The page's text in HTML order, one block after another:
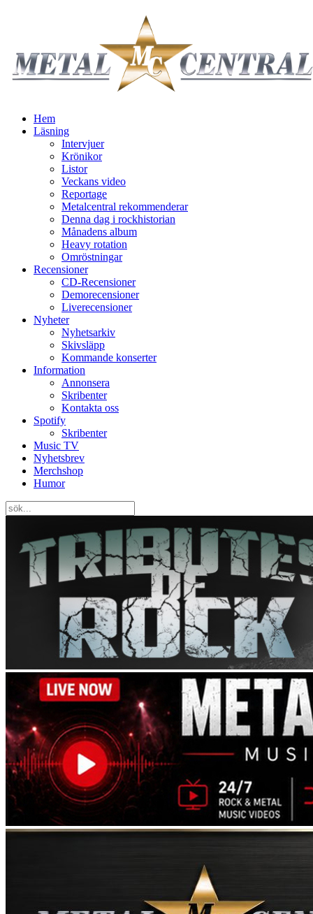
Hem
Läsning
Intervjuer
Krönikor
Listor
Veckans video
Reportage
Metalcentral rekommenderar
Denna dag i rockhistorian
Månadens album
Heavy rotation
Omröstningar
Recensioner
CD-Recensioner
Demorecensioner
Liverecensioner
Nyheter
Nyhetsarkiv
Skivsläpp
Kommande konserter
Information
Annonsera
Skribenter
Kontakta oss
Spotify
Skribenter
Music TV
Nyhetsbrev
Merchshop
Humor